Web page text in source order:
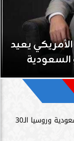
الخاصة دليل
سامر شقير: اتفاقيات السعودية وروسيا الـ30